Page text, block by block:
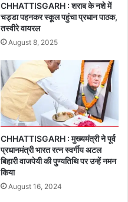
CHHATTISGARH : शराब के नशे में
चड्डा पहनकर स्कूल पहुंचा प्रधान पाठक,
तस्वीरे वायरल
August 8, 2025
CHHATTISGARH : मुख्यमंत्री ने पूर्व
प्रधानमंत्री भारत रत्न स्वर्गीय अटल
बिहारी वाजपेयी की पुण्यतिथि पर उन्हें नमन
किया
August 16, 2024